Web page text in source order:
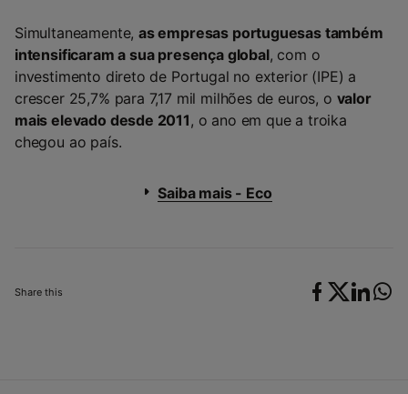
Share this
Simultaneamente,as empresas portuguesas também
intensificaram a sua presença global, com o
investimento direto de Portugal no exterior (IPE) a
crescer 25,7% para 7,17 mil milhões de euros, o valor
mais elevado desde 2011, o ano em que a troika
chegou ao país.
Saiba mais - Eco